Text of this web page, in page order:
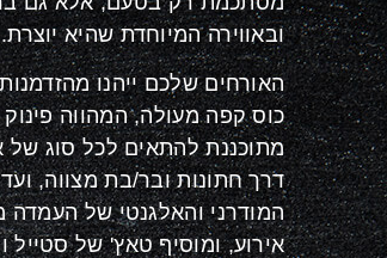
ובאווירה המיוחדת שהיא יוצרת.
האורחים שלכם ייהנו
כוס קפה מעולה, המהווה
מתוכננת להתאים לכל סוג של
דרך חתונות ובר/בת מצווה,
המודרני והאלגנטי של
אירוע, ומוסיף טאץ' של סטייל